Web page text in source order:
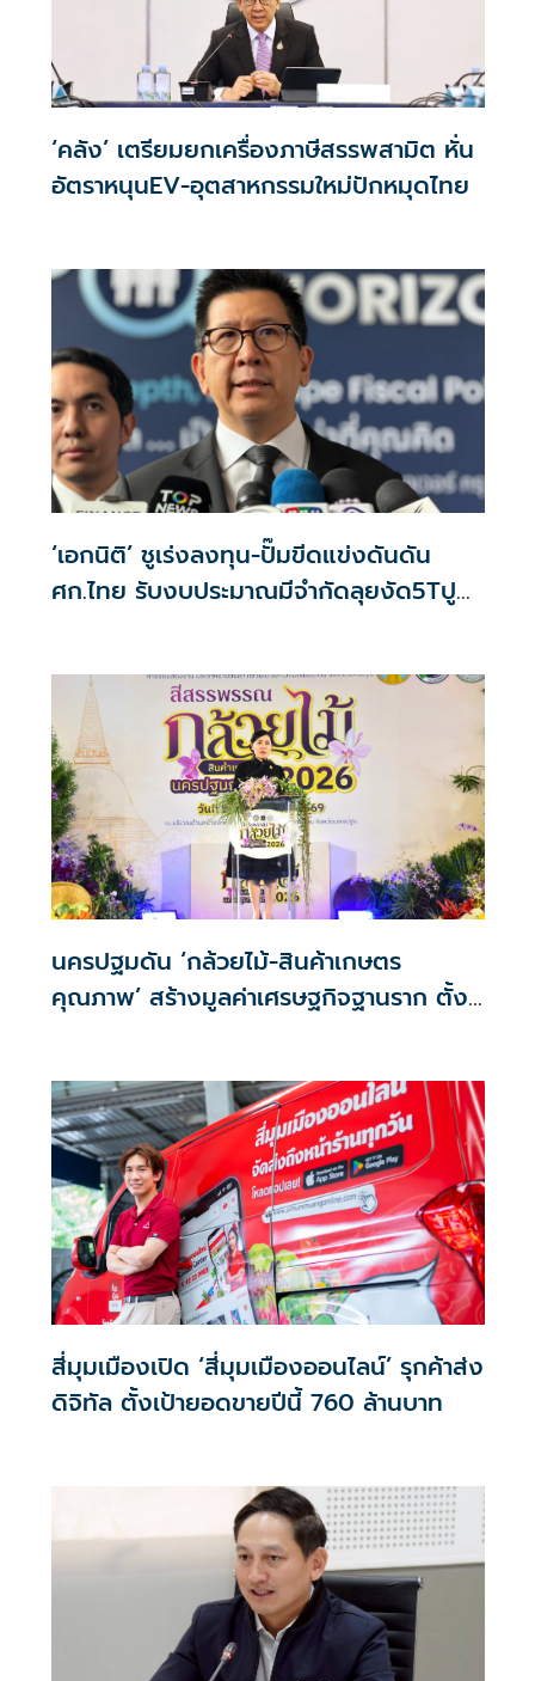
‘คลัง’ เตรียมยกเครื่องภาษีสรรพสามิต หั่น
อัตราหนุนEV-อุตสาหกรรมใหม่ปักหมุดไทย
‘เอกนิติ’ ชูเร่งลงทุน-ปั๊มขีดแข่งดันดัน
ศก.ไทย รับงบประมาณมีจำกัดลุยงัด5Tปู
นครปฐมดัน ‘กล้วยไม้-สินค้าเกษตร
คุณภาพ’ สร้างมูลค่าเศรษฐกิจฐานราก ตั้ง
สี่มุมเมืองเปิด ‘สี่มุมเมืองออนไลน์’ รุกค้าส่ง
ดิจิทัล ตั้งเป้ายอดขายปีนี้ 760 ล้านบาท